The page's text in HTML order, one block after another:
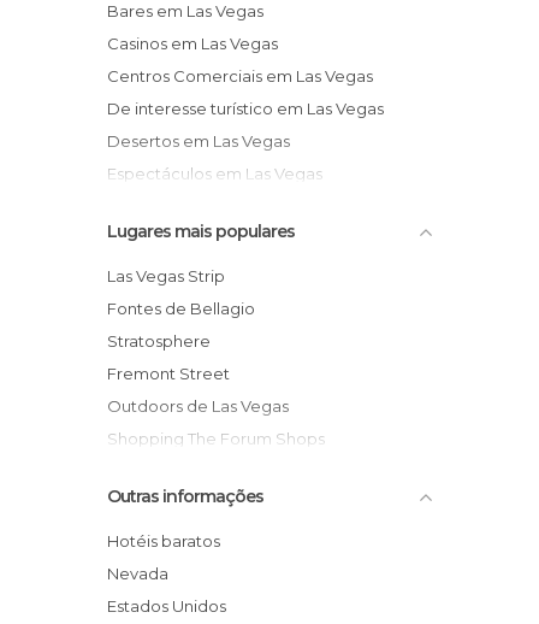
Bares em Las Vegas
Casinos em Las Vegas
Centros Comerciais em Las Vegas
De interesse turístico em Las Vegas
Desertos em Las Vegas
Espectáculos em Las Vegas
Lojas em Las Vegas
Museus em Las Vegas
Parques de Diversão em Las Vegas
Reservas Naturais em Las Vegas
Ruas em Las Vegas
Lugares mais populares
Las Vegas Strip
Fontes de Bellagio
Stratosphere
Fremont Street
Outdoors de Las Vegas
Shopping The Forum Shops
Golden Nugget Las Vegas
Deserto de Las Vegas
Vulcão do Mirage
The Venetian Hotel Casino
Outras informações
Hotéis baratos
Nevada
Estados Unidos